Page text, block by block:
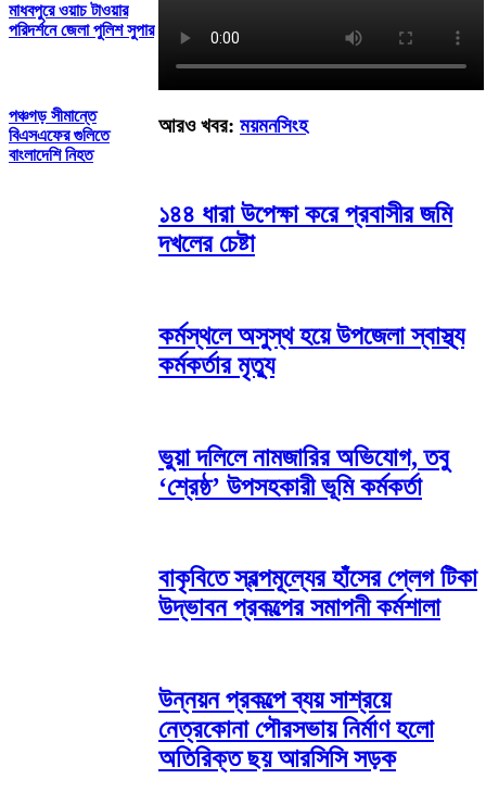
মাধবপুরে ওয়াচ টাওয়ার
পরিদর্শনে জেলা পুলিশ সুপার
পঞ্চগড় সীমান্তে
বিএসএফের গুলিতে
বাংলাদেশি নিহত
আরও খবর: ময়মনসিংহ
১৪৪ ধারা উপেক্ষা করে প্রবাসীর জমি
দখলের চেষ্টা
কর্মস্থলে অসুস্থ হয়ে উপজেলা স্বাস্থ্য
কর্মকর্তার মৃত্যু
ভুয়া দলিলে নামজারির অভিযোগ, তবু
‘শ্রেষ্ঠ’ উপসহকারী ভূমি কর্মকর্তা
বাকৃবিতে স্বল্পমূল্যের হাঁসের প্লেগ টিকা
উদ্ভাবন প্রকল্পের সমাপনী কর্মশালা
উন্নয়ন প্রকল্পে ব্যয় সাশ্রয়ে
নেত্রকোনা পৌরসভায় নির্মাণ হলো
অতিরিক্ত ছয় আরসিসি সড়ক